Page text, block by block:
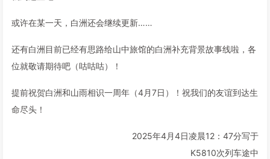
或许在某一天，白洲还会继续更新……
还有白洲目前已经有思路给山中旅馆的白洲补充背景故事线啦，各
位就敬请期待吧（咕咕咕）！
提前祝贺白洲和山雨相识一周年（4月7日）！祝我们的友谊到达生
命尽头！
2025年4月4日凌晨12：47分写于
K5810次列车途中